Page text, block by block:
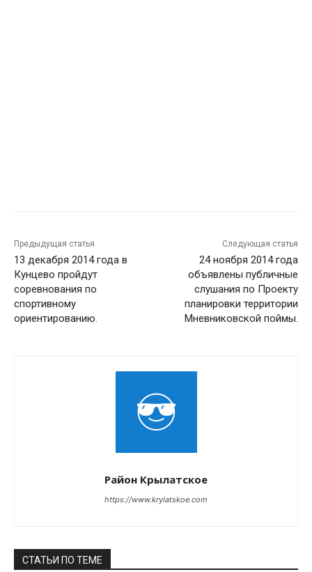
Предыдущая статья
13 декабря 2014 года в
Кунцево пройдут
соревнования по
спортивному
ориентированию.
Следующая статья
24 ноября 2014 года
объявлены публичные
слушания по Проекту
планировки территории
Мневниковской поймы.
Район Крылатское
https://www.krylatskoe.com
СТАТЬИ ПО ТЕМЕ